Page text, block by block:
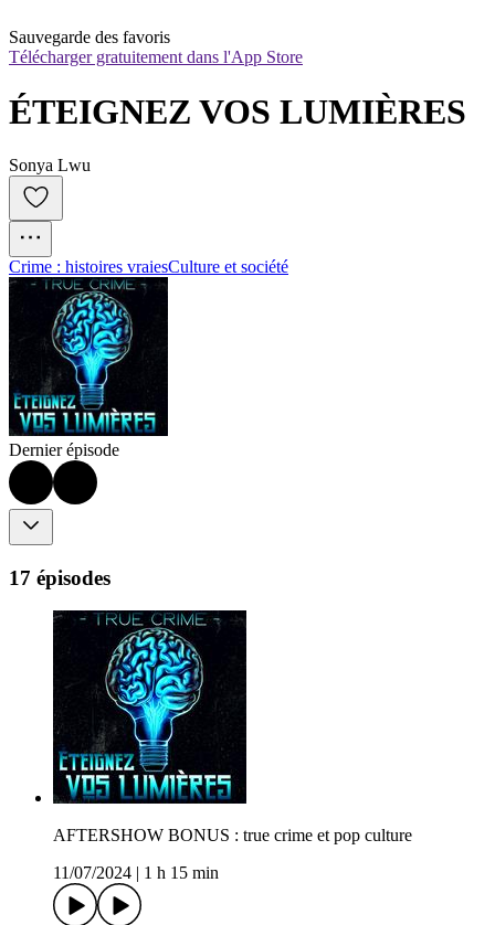
Sauvegarde des favoris
Télécharger gratuitement dans l'App Store
ÉTEIGNEZ VOS LUMIÈRES
Sonya Lwu
Crime : histoires vraiesCulture et société
Dernier épisode
17 épisodes
AFTERSHOW BONUS : true crime et pop culture
11/07/2024
1 h 15 min